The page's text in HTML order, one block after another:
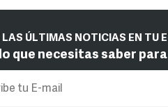
LAS ÚLTIMAS NOTICIAS EN TU
que necesitas saber